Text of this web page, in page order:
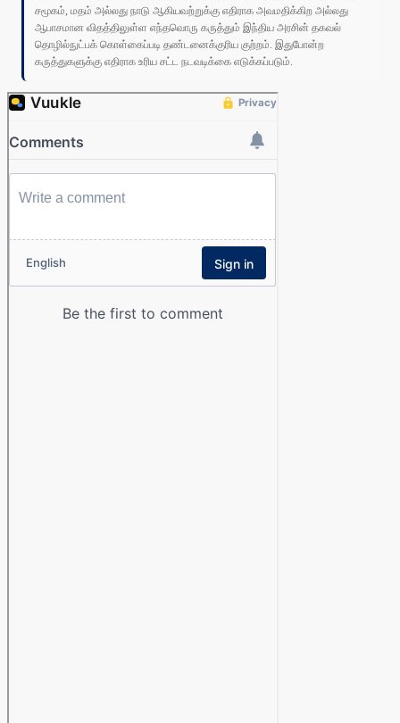
சமூகம், மதம் அல்லது நாடு ஆகியவற்றுக்கு எதிராக அவமதிக்கிற அல்லது
ஆபாசமான விதத்திலுள்ள எந்தவொரு கருத்தும் இந்திய அரசின் தகவல்
தொழில்நுட்பக் கொள்கைப்படி தண்டனைக்குரிய குற்றம். இதுபோன்ற
கருத்துகளுக்கு எதிராக உரிய சட்ட நடவடிக்கை எடுக்கப்படும்.